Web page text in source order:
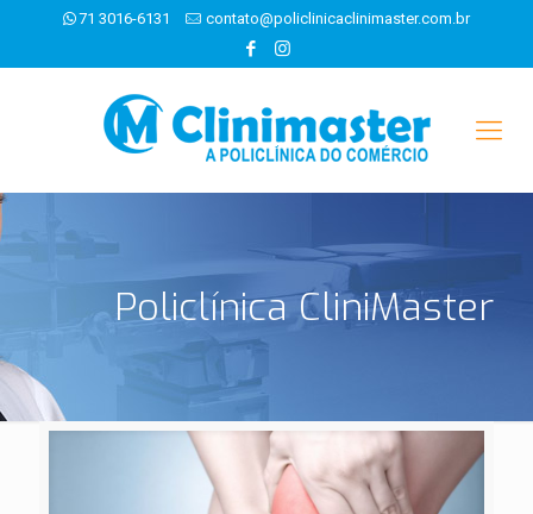
71 3016-6131 contato@policlinicaclinimaster.com.br
Policlínica CliniMaster